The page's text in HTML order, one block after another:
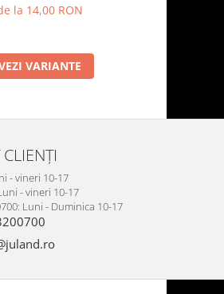
la 14,00 RON
VARIANTE
- vineri 10-17
- vineri 10-17
Luni - Duminica 10-17